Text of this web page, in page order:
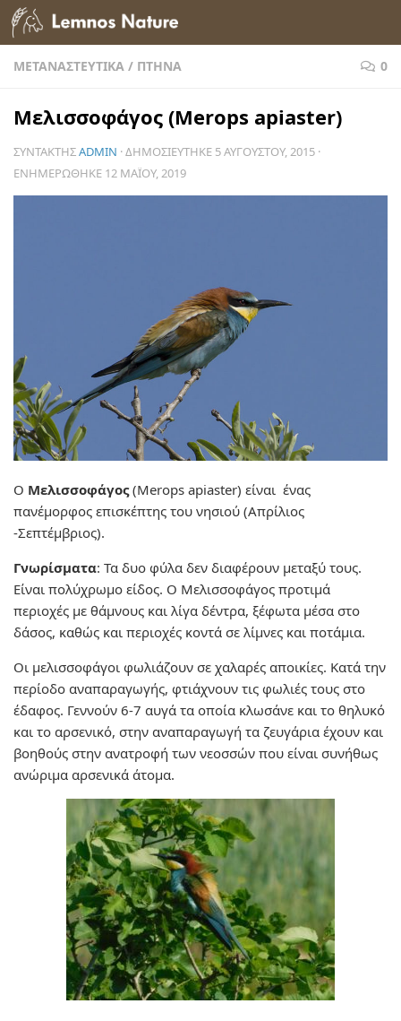
Skip to content
ΜΕΤΑΝΑΣΤΕΥΤΙΚΆ / ΠΤΗΝΆ 0
Μελισσοφάγος (Merops apiaster)
ΣΥΝΤΆΚΤΗΣADMIN · ΔΗΜΟΣΙΕΎΤΗΚΕ 5 ΑΥΓΟΎΣΤΟΥ, 2015 ·
ΕΝΗΜΕΡΏΘΗΚΕ 12 ΜΑΪ́ΟΥ, 2019
Ο Μελισσοφάγος(Merops apiaster) είναι ένας
πανέμορφος επισκέπτης του νησιού (Απρίλιος
-Σεπτέμβριος).
Γνωρίσματα: Τα δυο φύλα δεν διαφέρουν μεταξύ τους.
Είναι πολύχρωμο είδος. Ο Μελισσοφάγος προτιμά
περιοχές με θάμνους και λίγα δέντρα, ξέφωτα μέσα στο
δάσος, καθώς και περιοχές κοντά σε λίμνες και ποτάμια.
Οι μελισσοφάγοι φωλιάζουν σε χαλαρές αποικίες. Κατά την
περίοδο αναπαραγωγής, φτιάχνουν τις φωλιές τους στο
έδαφος. Γεννούν 6-7 αυγά τα οποία κλωσάνε και το θηλυκό
και το αρσενικό, στην αναπαραγωγή τα ζευγάρια έχουν και
βοηθούς στην ανατροφή των νεοσσών που είναι συνήθως
ανώριμα αρσενικά άτομα.